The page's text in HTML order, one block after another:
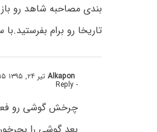
بندی مصاحبه شاهد رو
تاریخا رو برام
Alkaponتیر ۲۴, ۱۳۹۵ at ۶:۱۵ ب٫ظ
- Reply
چرخش گوشی رو